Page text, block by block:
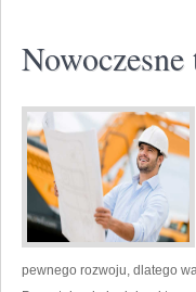
pewnego rozwoju, dlatego